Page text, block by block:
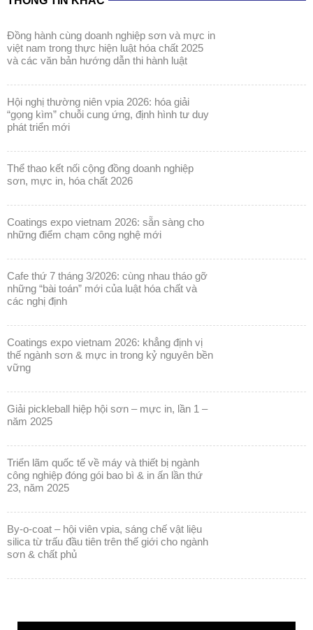
đồng hành cùng doanh nghiệp sơn và mực in
việt nam trong thực hiện luật hóa chất 2025
và các văn bản hướng dẫn thi hành luật
hội nghị thường niên vpia 2026: hóa giải
“gọng kìm” chuỗi cung ứng, định hình tư duy
phát triển mới
thể thao kết nối cộng đồng doanh nghiệp
sơn, mực in, hóa chất 2026
coatings expo vietnam 2026: sẵn sàng cho
những điểm chạm công nghệ mới
cafe thứ 7 tháng 3/2026: cùng nhau tháo gỡ
những “bài toán” mới của luật hóa chất và
các nghị định
coatings expo vietnam 2026: khẳng định vị
thế ngành sơn & mực in trong kỷ nguyên bền
vững
giải pickleball hiệp hội sơn – mực in, lần 1 –
năm 2025
triển lãm quốc tế về máy và thiết bị ngành
công nghiệp đóng gói bao bì & in ấn lần thứ
23, năm 2025
by-o-coat – hội viên vpia, sáng chế vật liệu
silica từ trấu đầu tiên trên thế giới cho ngành
sơn & chất phủ